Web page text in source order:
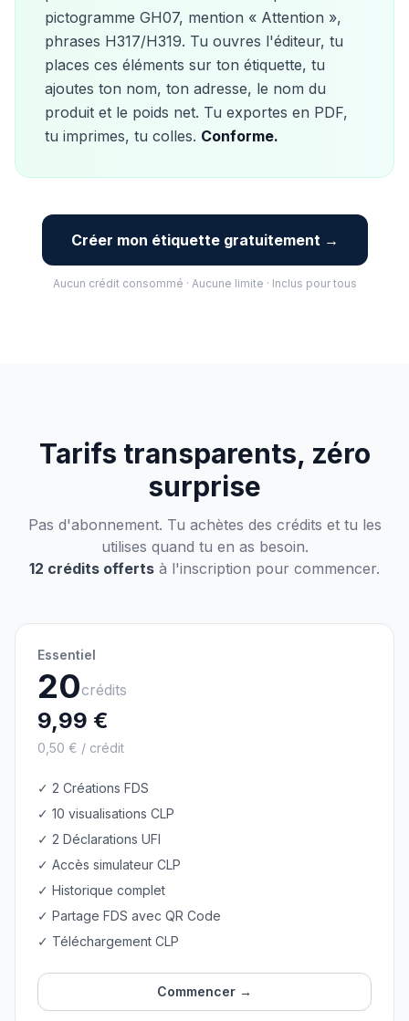
pictogramme GH07, mention « Attention »,
phrases H317/H319. Tu ouvres l'éditeur, tu
places ces éléments sur ton étiquette, tu
ajoutes ton nom, ton adresse, le nom du
produit et le poids net. Tu exportes en PDF,
tu imprimes, tu colles. Conforme.
Créer mon étiquette gratuitement →
Aucun crédit consommé · Aucune limite · Inclus pour tous
Tarifs transparents, zéro
surprise
Pas d'abonnement. Tu achètes des crédits et tu les
utilises quand tu en as besoin.
12 crédits offerts à l'inscription pour commencer.
Essentiel
20crédits
9,99 €
0,50 € / crédit
✓ 2 Créations FDS
✓ 10 visualisations CLP
✓ 2 Déclarations UFI
✓ Accès simulateur CLP
✓ Historique complet
✓ Partage FDS avec QR Code
✓ Téléchargement CLP
Commencer →